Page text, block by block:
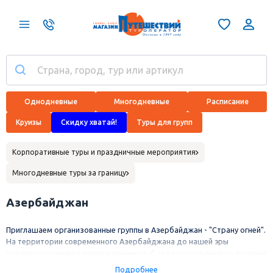
Однодневные Многодневные Расписание
Круизы Скидку хватай! Туры для групп
Корпоративные туры и праздничные мероприятия
Многодневные туры за границу
Азербайджан
Приглашаем организованные группы в Азербайджан - "Страну огней".
На территории современного Азербайджана до нашей эры
свидетельства той эпохи - наскальные рисунки в заповеднике
Подробнее